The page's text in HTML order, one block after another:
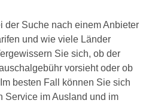
der Suche nach einem Anbieter
und wie viele Länder
Sie sich, ob der
vorsieht oder ob
besten Fall können Sie sich
Service im Ausland und im